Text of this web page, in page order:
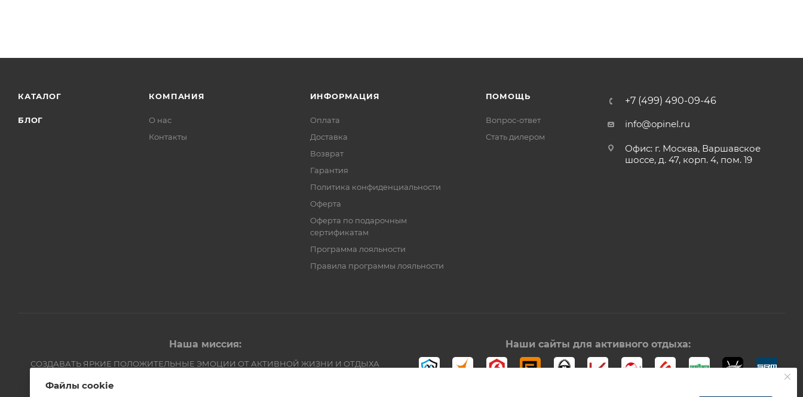
КАТАЛОГ
БЛОГ
КОМПАНИЯ
О нас
Контакты
ИНФОРМАЦИЯ
Оплата
Доставка
Возврат
Гарантия
Политика конфиденциальности
Оферта
Оферта по подарочным
сертификатам
Программа лояльности
Правила программы лояльности
ПОМОЩЬ
Вопрос-ответ
Стать дилером
+7 (499) 490-09-46
info@opinel.ru
Офис: г. Москва, Варшавское
шоссе, д. 47, корп. 4, пом. 19
Наша миссия:
СОЗДАВАТЬ ЯРКИЕ ПОЛОЖИТЕЛЬНЫЕ ЭМОЦИИ ОТ АКТИВНОЙ ЖИЗНИ И ОТДЫХА
Наши сайты для активного отдыха:
Файлы cookie